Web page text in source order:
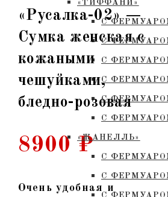
«ТИФФАНИ»
С
С
С
С
C
С
«ЖАНЕЛЛЬ»
С
С
С
«Русалка-02» —
Сумка женская с
кожаными
чешуйками,
бледно-розовая
8900₽
Очень удобная и